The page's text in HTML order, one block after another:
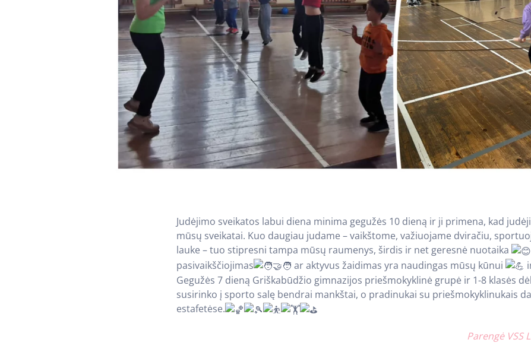
Judėjimo sveikatos labui diena minima gegužės 10 dieną ir ji primena, kad
mūsų sveikatai. Kuo daugiau judame – vaikštome, važiuojame dviračiu,
lauke – tuo stipresni tampa mūsų raumenys, širdis ir net geresnė nuotaika
pasivaikščiojimas
ar aktyvus žaidimas yra naudingas mūsų kūnui
Gegužės 7 dieną Griškabūdžio gimnazijos priešmokyklinė grupė ir 1-8 klasės
susirinko į sporto salę bendrai mankštai, o pradinukai su priešmokyklinukais
estafetėse.
Parengė VSS